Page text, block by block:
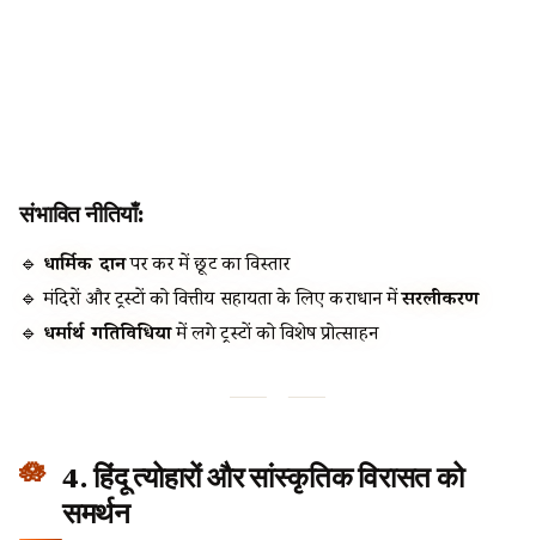
संभावित नीतियाँ:
🔹 धार्मिक दानपर कर में छूट का विस्तार
🔹 मंदिरों और ट्रस्टों को वित्तीय सहायता के लिए कराधान मेंसरलीकरण
🔹 धर्मार्थ गतिविधियोंमें लगे ट्रस्टों को विशेष प्रोत्साहन
4. हिंदू त्योहारों और सांस्कृतिक विरासत को
समर्थन